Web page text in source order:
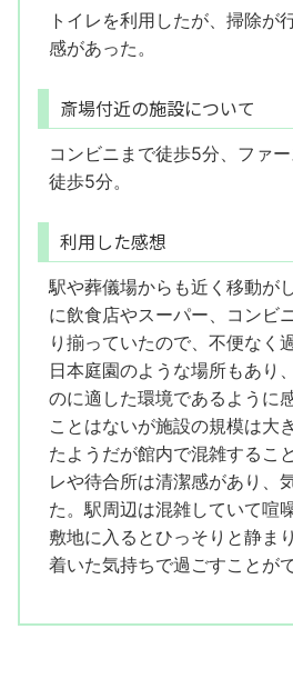
トイレを利用したが、掃除が
感があった。
斎場付近の施設について
コンビニまで徒歩5分、ファ
徒歩5分。
利用した感想
駅や葬儀場からも近く移動が
に飲食店やスーパー、コンビ
り揃っていたので、不便なく
日本庭園のような場所もあり
のに適した環境であるように
ことはないが施設の規模は大
たようだが館内で混雑するこ
レや待合所は清潔感があり、
た。駅周辺は混雑していて喧
敷地に入るとひっそりと静ま
着いた気持ちで過ごすことがで